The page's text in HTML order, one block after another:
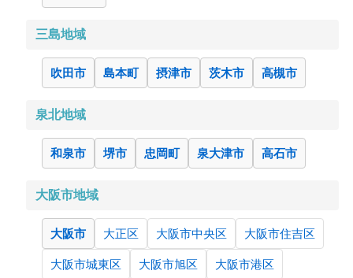
三島地域
吹田市 島本町 摂津市 茨木市 高槻市
泉北地域
和泉市 堺市 忠岡町 泉大津市 高石市
大阪市地域
大阪市 大正区 大阪市中央区 大阪市住吉区
大阪市城東区 大阪市旭区 大阪市港区